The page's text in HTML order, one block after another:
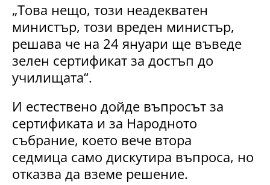
„Това нещо, този неадекватен
министър, този вреден министър,
решава че на 24 януари ще въведе
зелен сертификат за достъп до
училищата“.
И естествено дойде въпросът за
сертификата и за Народното
събрание, което вече втора
седмица само дискутира въпроса, но
отказва да вземе решение.